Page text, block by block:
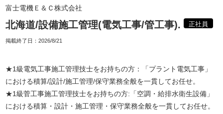
富士電機Ｅ＆Ｃ株式会社
北海道/設備施工管理(電気工事/管工事). 正社員
掲載終了日： 2026/8/21
★1級電気工事施工管理技士をお持ちの方：「プラント電気工事」
における積算/設計/施工管理/保守業務全般を一貫してお任せ。
★1級菅工事施工管理技士をお持ちの方:「空調・給排水衛生設備」
における積算・設計・施工管理・保守業務全般を一貫してお任せ。